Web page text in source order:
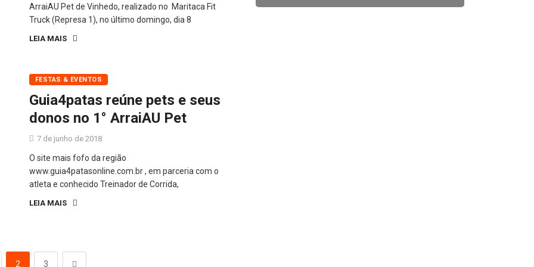
ArraiAU Pet de Vinhedo, realizado no Maritaca Fit
Truck (Represa 1), no último domingo, dia 8
LEIA MAIS
FESTAS & EVENTOS
Guia4patas reúne pets e seus
donos no 1° ArraiAU Pet
7 de junho de 2018
O site mais fofo da região
www.guia4patasonline.com.br , em parceria com o
atleta e conhecido Treinador de Corrida,
LEIA MAIS
2 3